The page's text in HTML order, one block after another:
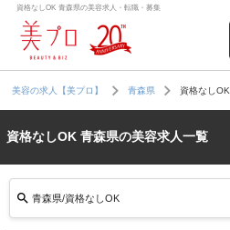
資格なしOK 青森県の美容求人・転職・募集
美容の求人【美プロ】 青森県 資格なしOK
資格なしOK 青森県の美容求人一覧
青森県/資格なしOK